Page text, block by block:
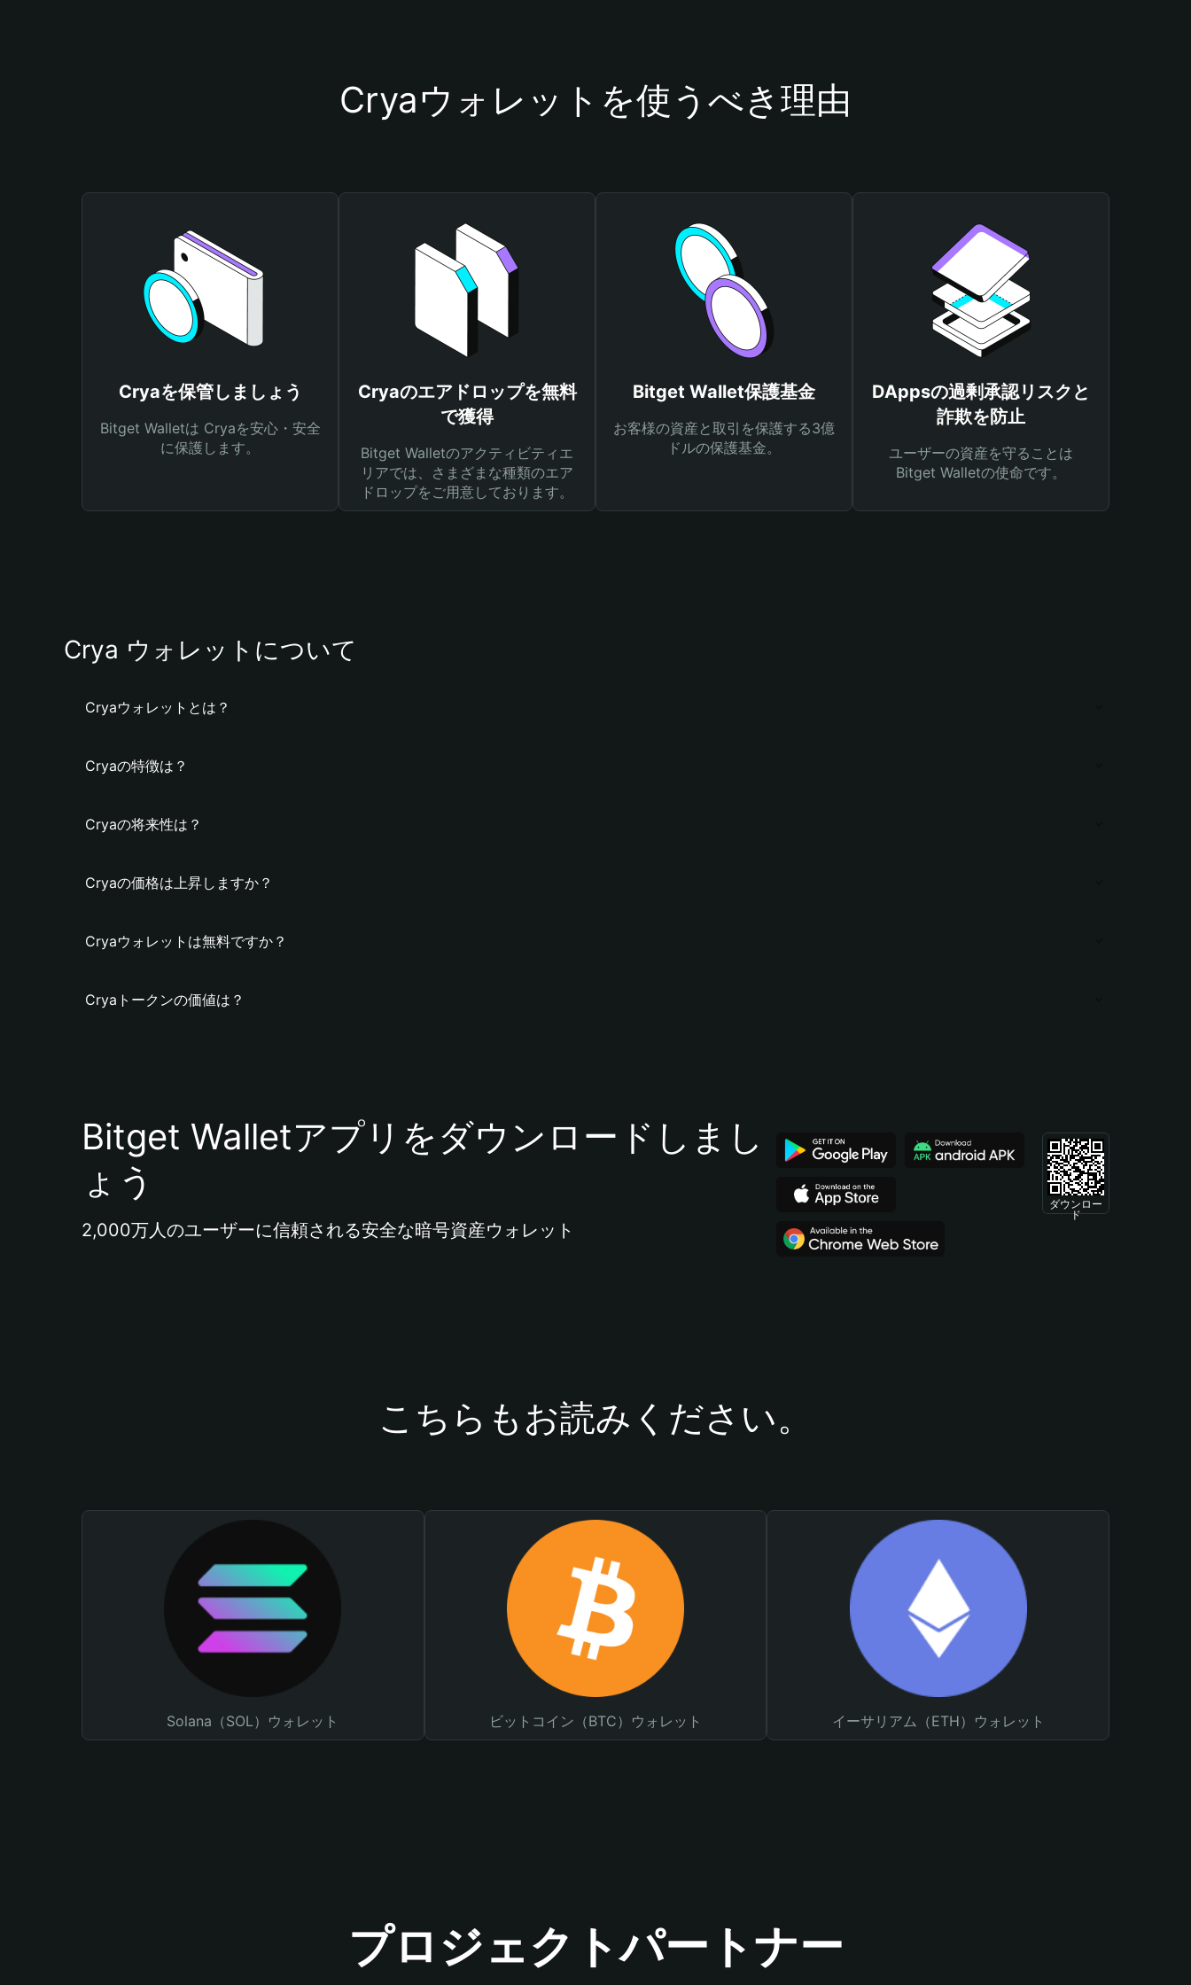
Cryaウォレットを使うべき理由
Cryaを保管しましょう
Bitget Walletは Cryaを安心・安全
に保護します。
Cryaのエアドロップを無料
で獲得
Bitget Walletのアクティビティエ
リアでは、さまざまな種類のエア
ドロップをご用意しております。
Bitget Wallet保護基金
お客様の資産と取引を保護する3億
ドルの保護基金。
DAppsの過剰承認リスクと
詐欺を防止
ユーザーの資産を守ることは
Bitget Walletの使命です。
Crya ウォレットについて
Cryaウォレットとは？
Cryaの特徴は？
Cryaの将来性は？
Cryaの価格は上昇しますか？
Cryaウォレットは無料ですか？
Cryaトークンの価値は？
Bitget Walletアプリをダウンロードしまし
ょう
2,000万人のユーザーに信頼される安全な暗号資産ウォレット
ダウンロー
ド
こちらもお読みください。
Solana（SOL）ウォレット ビットコイン（BTC）ウォレット イーサリアム（ETH）ウォレット
プロジェクトパートナー